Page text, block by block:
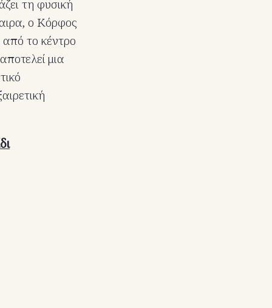
τη φυσική
ο Κόρφος
το κέντρο
μια